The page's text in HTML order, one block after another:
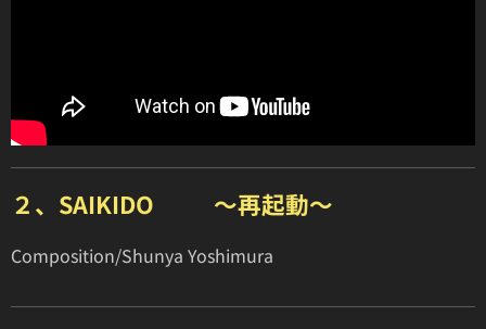
２、SAIKIDO 〜再起動〜
Composition/Shunya Yoshimura